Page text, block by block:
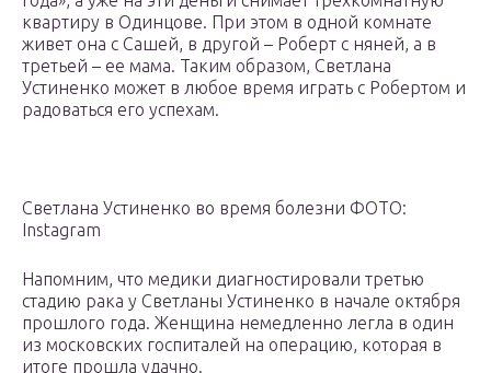
квартиру в Одинцове. При этом в одной комнате
живет она с Сашей, в другой – Роберт с няней, а в
третьей – ее мама. Таким образом, Светлана
Устиненко может в любое время играть с Робертом и
радоваться его успехам.
Светлана Устиненко во время болезни ФОТО:
Instagram
Напомним, что медики диагностировали третью
стадию рака у Светланы Устиненко в начале октября
прошлого года. Женщина немедленно легла в один
из московских госпиталей на операцию, которая в
итоге прошла удачно.